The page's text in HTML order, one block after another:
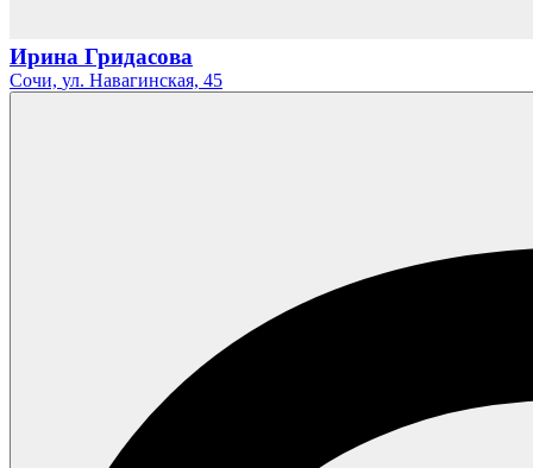
Ирина Гридасова
Сочи, ул. Навагинская, 45